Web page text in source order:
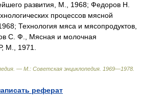
развития, М., 1968; Федоров Н.
процессов мясной
Технология мяса и мясопродуктов,
С. Ф., Мясная и молочная
М., 1971.
— М.: Советская энциклопедия 1969—1978
реферат